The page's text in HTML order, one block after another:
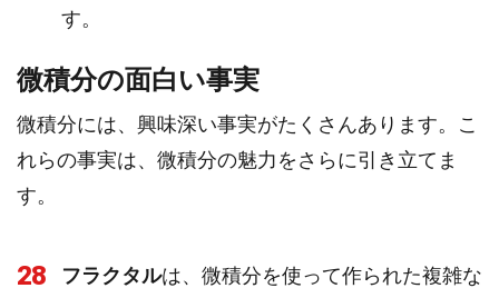
す。
微積分の面白い事実
微積分には、興味深い事実がたくさんあります。こ
れらの事実は、微積分の魅力をさらに引き立てま
す。
28 フラクタルは、微積分を使って作られた複雑な